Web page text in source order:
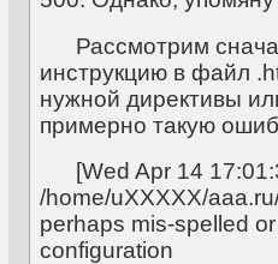
Рассмотрим
инструкцию в файл
нужной директивы
примерно такую
[Wed Apr 14
/home/uXXXXX/
perhaps mis-spelled
configuration